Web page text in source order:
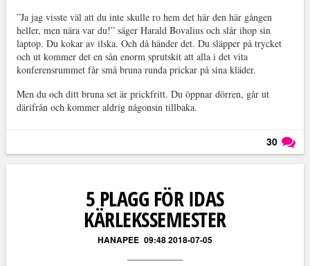
”Ja jag visste väl att du inte skulle ro hem det här den här gången
heller, men nära var du!” säger Harald Bovalius och slår ihop sin
laptop. Du kokar av ilska. Och då händer det. Du släpper på trycket
och ut kommer det en sån enorm sprutskit att alla i det vita
konferensrummet får små bruna runda prickar på sina kläder.
Men du och ditt bruna set är prickfritt. Du öppnar dörren, går ut
därifrån och kommer aldrig någonsin tillbaka.
30
5 PLAGG FÖR IDAS
KÄRLEKSSEMESTER
HANAPEE 09:48 2018-07-05